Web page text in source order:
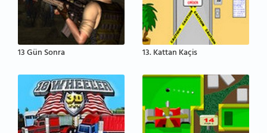
13 Gün Sonra 13. Kattan Kaçis